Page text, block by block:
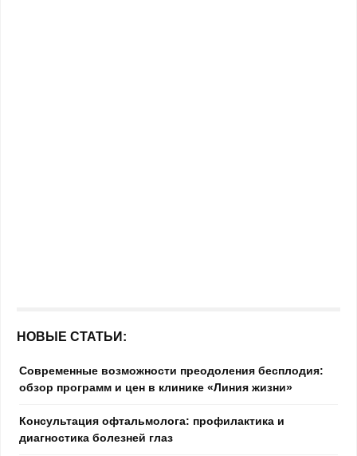
НОВЫЕ СТАТЬИ:
Современные возможности преодоления бесплодия:
обзор программ и цен в клинике «Линия жизни»
Консультация офтальмолога: профилактика и
диагностика болезней глаз